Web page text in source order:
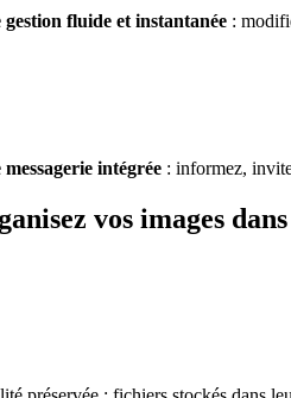
gestion fluide et instantanée :
messagerie intégrée : informez,
vos images